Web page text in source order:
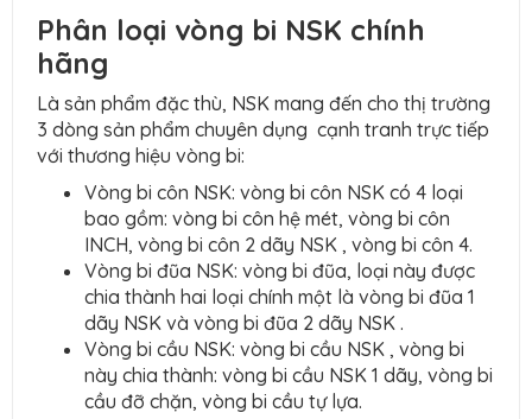
Phân loại vòng bi NSK chính
hãng
Là sản phẩm đặc thù, NSK mang đến cho thị trường
3 dòng sản phẩm chuyên dụng cạnh tranh trực tiếp
với thương hiệu vòng bi:
Vòng bi côn NSK: vòng bi côn NSK có 4 loại
bao gồm: vòng bi côn hệ mét, vòng bi côn
INCH, vòng bi côn 2 dãy NSK , vòng bi côn 4.
Vòng bi đũa NSK: vòng bi đũa, loại này được
chia thành hai loại chính một là vòng bi đũa 1
dãy NSK và vòng bi đũa 2 dãy NSK .
Vòng bi cầu NSK: vòng bi cầu NSK , vòng bi
này chia thành: vòng bi cầu NSK 1 dãy, vòng bi
cầu đỡ chặn, vòng bi cầu tự lựa.